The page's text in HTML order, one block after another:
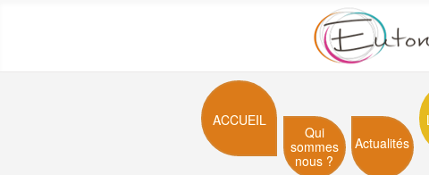
ACCUEIL
Qui
sommes
nous ?
Actualités